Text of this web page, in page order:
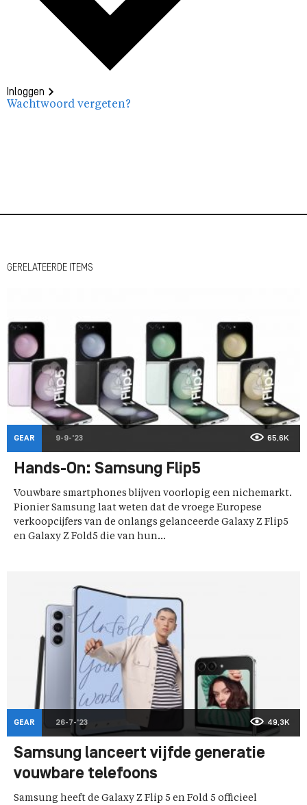
Inloggen
Wachtwoord vergeten?
GERELATEERDE ITEMS
GEAR 9-9-'23 65,6K
Hands-On: Samsung Flip5
Vouwbare smartphones blijven voorlopig een nichemarkt.
Pionier Samsung laat weten dat de vroege Europese
verkoopcijfers van de onlangs gelanceerde Galaxy Z Flip5
en Galaxy Z Fold5 die van hun...
GEAR 26-7-'23 49,3K
Samsung lanceert vijfde generatie
vouwbare telefoons
Samsung heeft de Galaxy Z Flip 5 en Fold 5 officieel